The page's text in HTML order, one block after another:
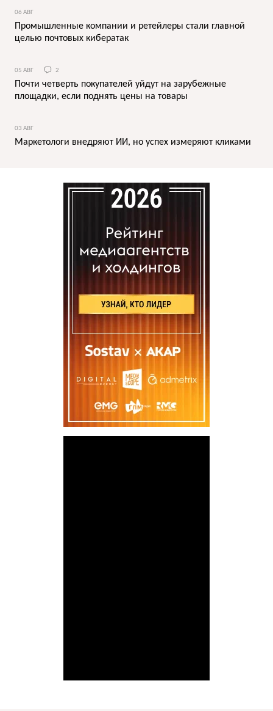
06 АВГ
Промышленные компании и ретейлеры стали главной
целью почтовых кибератак
05 АВГ 2
Почти четверть покупателей уйдут на зарубежные
площадки, если поднять цены на товары
03 АВГ
Маркетологи внедряют ИИ, но успех измеряют кликами